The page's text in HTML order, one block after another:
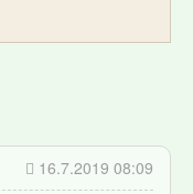
16.7.2019 08:09